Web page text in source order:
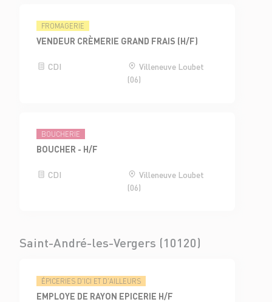
FROMAGERIE
VENDEUR CRÈMERIE GRAND FRAIS (H/F)
CDI
Villeneuve Loubet
(06)
BOUCHERIE
BOUCHER - H/F
CDI
Villeneuve Loubet
(06)
Saint-André-les-Vergers (10120)
ÉPICERIES D'ICI ET D'AILLEURS
EMPLOYE DE RAYON EPICERIE H/F